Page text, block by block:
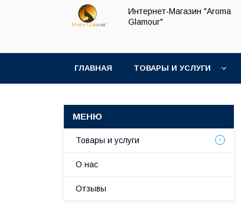
Интернет-Магазин "Aroma
Glamour"
ГЛАВНАЯ ТОВАРЫ И УСЛУГИ
Товары и услуги
О нас
Отзывы